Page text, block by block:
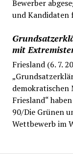
Bewerber
und Kandidaten
mit
Friesland (6. 7.
demokratischen
Friesland“
90/Die Grünen
Wettbewerb im